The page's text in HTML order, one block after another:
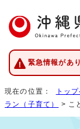
緊急情報があ
現在の位置： トッ
ラン（子育て）
> こ